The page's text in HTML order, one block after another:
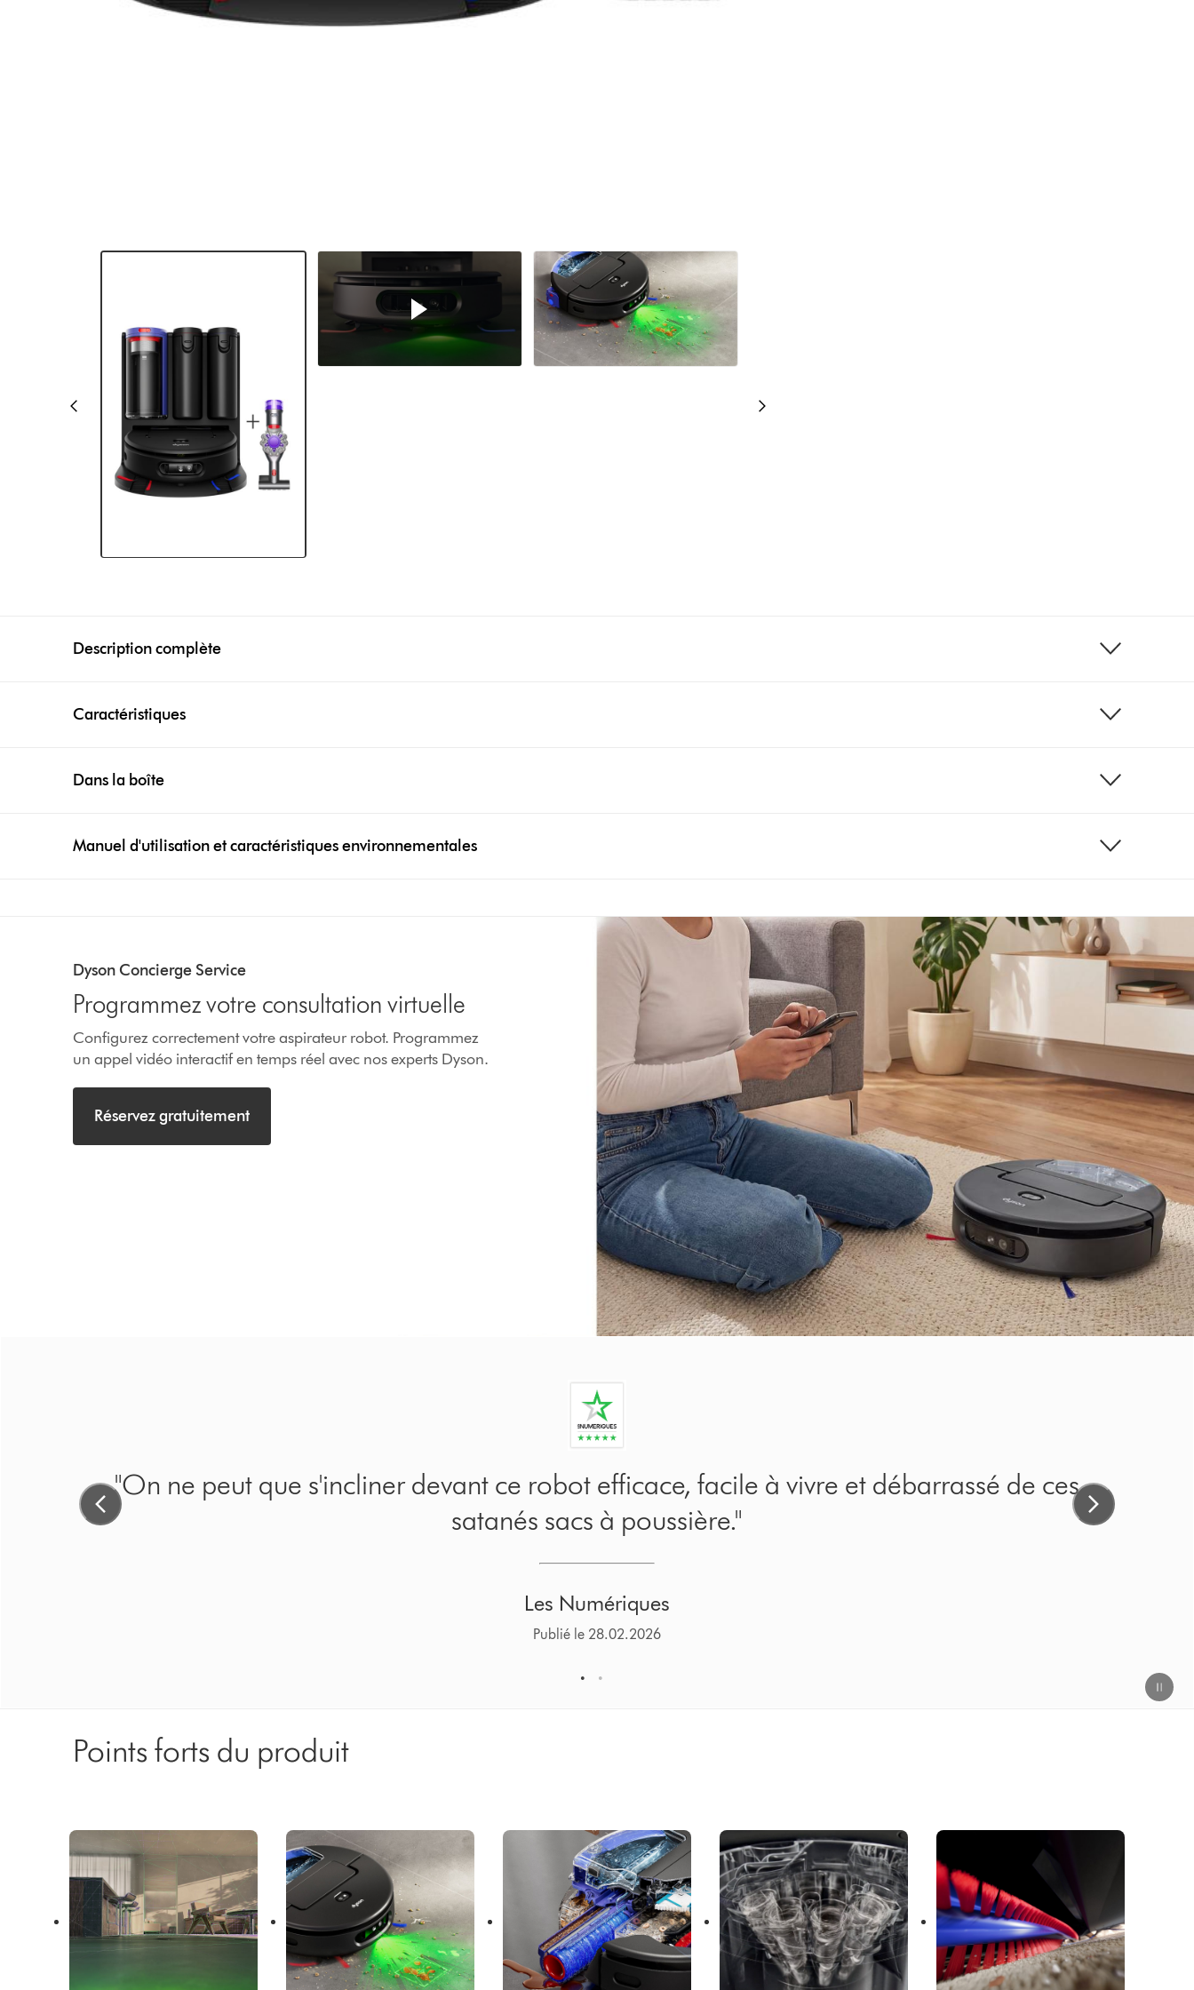
Description complète
Caractéristiques
Dans la boîte
Manuel d'utilisation et caractéristiques environnementales
will
when
a
is
activated
will
when
a
is
activated
Dyson Concierge Service
Programmez votre consultation virtuelle
Configurez correctement votre aspirateur robot. Programmez
un appel vidéo interactif en temps réel avec nos experts Dyson.
Réservez gratuitement
"On ne peut que s'incliner devant ce robot efficace, facile à vivre et débarrassé de ces
satanés sacs à poussière."
Les Numériques
Publié le 28.02.2026
1 2
Points forts du produit